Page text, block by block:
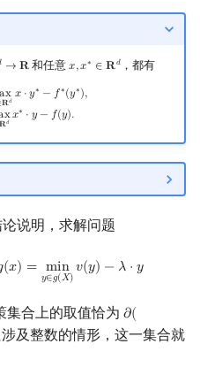
→ 𝐑
R 和任意𝑥,𝑥∗ ∈ 𝐑𝑑
x,x∗ ∈Rd ，都有
ax
𝐑𝑑 𝑥 ⋅𝑦∗ − 𝑓∗(𝑦∗),
x
𝐑𝑑 𝑥∗ ⋅ 𝑦 − 𝑓(𝑦).
),∂ f∗ (x∗)= argmax
说明，求解问题
(𝑥) = min
𝑦∈𝑔(𝑋) 𝑣(𝑦) − 𝜆 ⋅ 𝑦
x)=min y∈g X)v(y)− λ y
集合上的取值恰为𝜕(
∂(−
及整数的情形，这一集合就